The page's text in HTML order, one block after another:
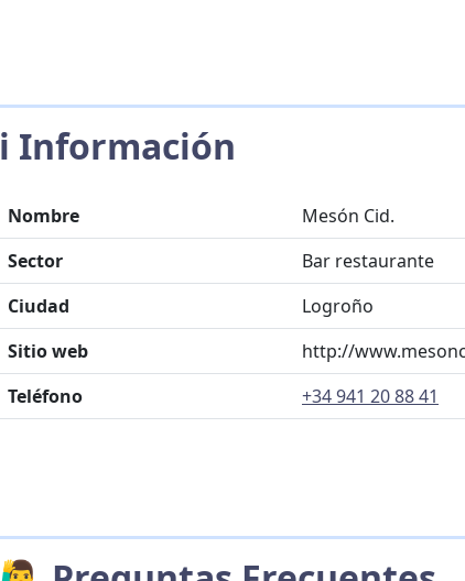
ℹ️ Información
Nombre
Mesón Cid.
Sector
Bar restaurante
Ciudad
Logroño
Sitio web
http://
Teléfono
+34 941 20 88 41